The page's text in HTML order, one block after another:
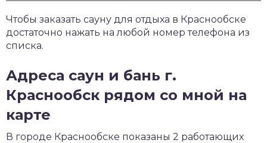
Чтобы заказать сауну для отдыха в Краснообске
достаточно нажать на любой номер телефона из
списка.
Адреса саун и бань г.
Краснообск рядом со мной на
карте
В городе Краснообске показаны 2 работающих